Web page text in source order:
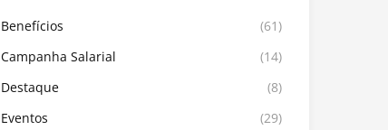
Benefícios
(61)
Campanha Salarial
(14)
Destaque
(8)
Eventos
(29)